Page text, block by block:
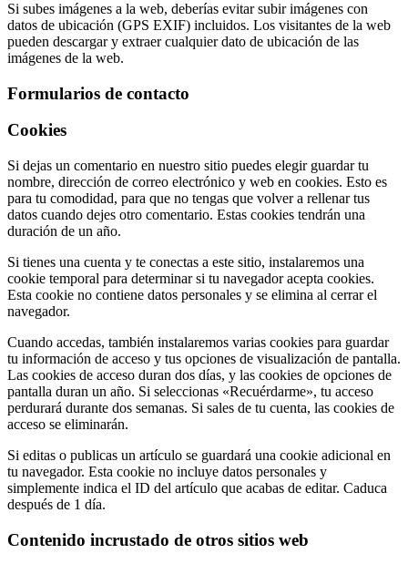
Si subes imágenes a la web, deberías evitar subir imágenes con
datos de ubicación (GPS EXIF) incluidos. Los visitantes de la web
pueden descargar y extraer cualquier dato de ubicación de las
imágenes de la web.
Formularios de contacto
Cookies
Si dejas un comentario en nuestro sitio puedes elegir guardar tu
nombre, dirección de correo electrónico y web en cookies. Esto es
para tu comodidad, para que no tengas que volver a rellenar tus
datos cuando dejes otro comentario. Estas cookies tendrán una
duración de un año.
Si tienes una cuenta y te conectas a este sitio, instalaremos una
cookie temporal para determinar si tu navegador acepta cookies.
Esta cookie no contiene datos personales y se elimina al cerrar el
navegador.
Cuando accedas, también instalaremos varias cookies para guardar
tu información de acceso y tus opciones de visualización de pantalla.
Las cookies de acceso duran dos días, y las cookies de opciones de
pantalla duran un año. Si seleccionas «Recuérdarme», tu acceso
perdurará durante dos semanas. Si sales de tu cuenta, las cookies de
acceso se eliminarán.
Si editas o publicas un artículo se guardará una cookie adicional en
tu navegador. Esta cookie no incluye datos personales y
simplemente indica el ID del artículo que acabas de editar. Caduca
después de 1 día.
Contenido incrustado de otros sitios web